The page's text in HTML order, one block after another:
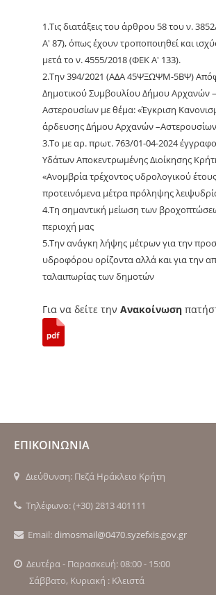
1.Τις διατάξεις του άρθρου 58 του ν.
Α' 87), όπως έχουν τροποποιηθεί και
μετά το ν. 4555/2018 (ΦΕΚ Α' 133).
2.Την 394/2021 (ΑΔΑ 45ΨΞΩΨΜ-5ΒΨ)
Δημοτικού Συμβουλίου Δήμου Αρχανών –
Αστερουσίων με θέμα: «Έγκριση
άρδευσης Δήμου Αρχανών
3.Το με αρ. πρωτ. 763/01-04-2024
Υδάτων Αποκεντρωμένης Διοίκησης
«Ανομβρία τρέχοντος υδρολογικού
προτεινόμενα μέτρα πρόληψης
4.Τη σημαντική μείωση των
περιοχή μας
5.Την ανάγκη λήψης μέτρων για την
υδροφόρου ορίζοντα αλλά και για την
ταλαιπωρίας των δημοτών
Για να δείτε την Ανακοίνωση
ΕΠΙΚΟΙΝΩΝΙΑ
Διεύθυνση: Πεζά Ηράκλειο Κρήτη
Τηλέφωνο: (+30) 2813 401111
Email:dimosmail@0470.syzefxis.gov.gr
Δευτέρα - Παρασκευή: 08:00 - 15:00
Σάββατο, Κυριακή : Κλειστά